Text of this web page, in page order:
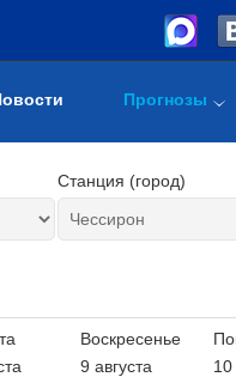
Прогнозы
Станция (город)
Воскресенье
9 августа
10